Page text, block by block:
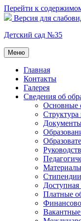
Перейти к
Версия для
Детский сад №35
Меню
Главная
Контакты
Галерея
Сведения об
Основные
Структура
Доступная
Платные
Вакантные